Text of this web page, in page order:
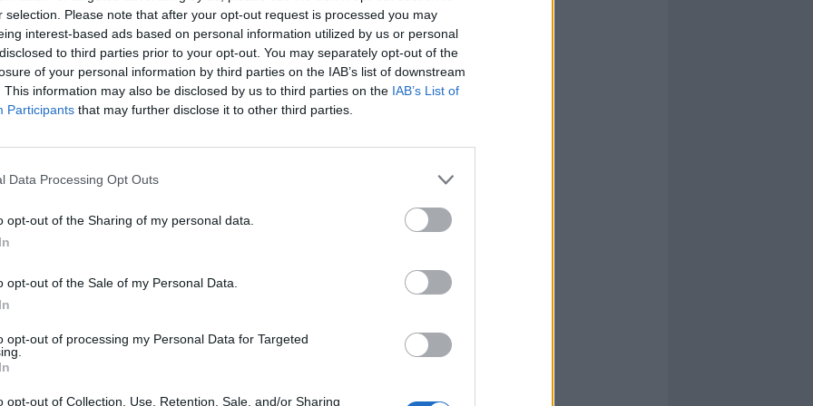
selection. Please note that after your opt-out request is processed you may
interest-based ads based on personal information utilized by us or personal
to third parties prior to your opt-out. You may separately opt-out of the
of your personal information by third parties on the IAB’s list of downstream
This information may also be disclosed by us to third parties on the IAB’s List of
Participants that may further disclose it to other third parties.
Data Processing Opt Outs
opt-out of the Sharing of my personal data.
opt-out of the Sale of my Personal Data.
opt-out of processing my Personal Data for Targeted
opt-out of Collection, Use, Retention, Sale, and/or Sharing
temporaneo in Ucraina per la
Pasqua ortodossa. "Credo che Putin
dare un segnale a Trump e agli Stati
invitava a un dialogo - osserva Tajani
sono nulla ma potrebbe essere un
facile trovare un accordo con la
si è sempre schierata dalla parte
ma ora dobbiamo lavorare per la pace".
Vaticano con Parolin: al